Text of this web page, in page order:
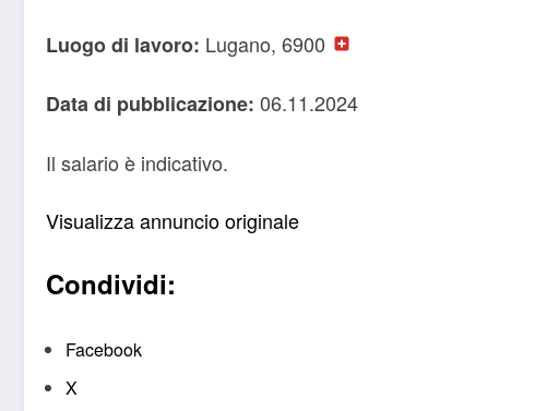
Luogo di lavoro: Lugano, 6900
Data di pubblicazione: 06.11.2024
Il salario è indicativo.
Visualizza annuncio originale
Condividi:
Facebook
X